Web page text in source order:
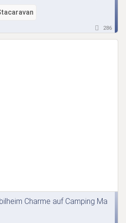
286
Charme auf Camping Ma